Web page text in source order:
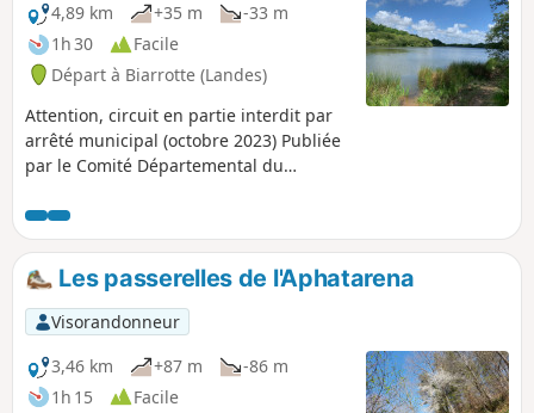
4,89 km +35 m
-33 m
1h 30
Facile
Départ à Biarrotte (Landes)
Attention, circuit en partie interdit par
arrêté municipal (octobre 2023) Publiée
par le Comité Départemental du
bois et lac à Biarrotte" ce circuit permet
de découvrir le Lac de Bédorède et la
maison de La Mayou.
Les passerelles de l'Aphatarena
Visorandonneur
3,46 km
+87 m
-86 m
1h 15
Facile